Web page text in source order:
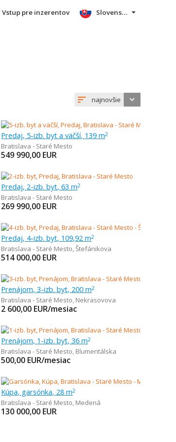
Vstup pre inzerentov Slovensky
najnovšie
Predaj, 5-izb. byt a väčší, 139 m2
Bratislava - Staré Mesto
549 990,00 EUR
Predaj, 2-izb. byt, 63 m2
Bratislava - Staré Mesto
269 990,00 EUR
Predaj, 4-izb. byt, 109,92 m2
Bratislava - Staré Mesto,Štefánikova
514 000,00 EUR
Prenájom, 3-izb. byt, 200 m2
Bratislava - Staré Mesto, Nekrasovova
2 600,00 EUR/mesiac
Prenájom, 1-izb. byt, 36 m2
Bratislava - Staré Mesto, Blumentálska
500,00 EUR/mesiac
Kúpa, garsónka, 28 m2
Bratislava - Staré Mesto, Medená
130 000,00 EUR